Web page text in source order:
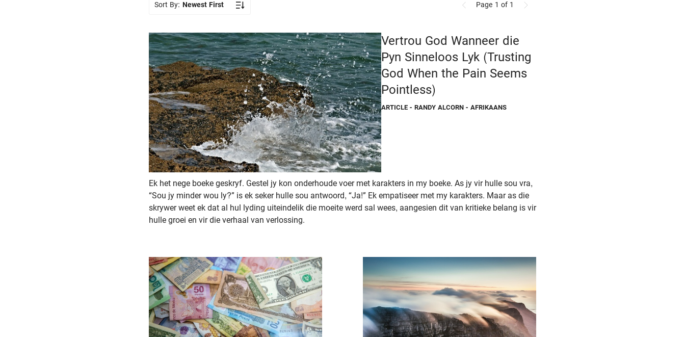
Sort By: Newest First Page 1 of 1
Vertrou God Wanneer die
Pyn Sinneloos Lyk (Trusting
God When the Pain Seems
Pointless)
ARTICLE - RANDY ALCORN - AFRIKAANS
Ek het nege boeke geskryf. Gestel jy kon onderhoude voer met karakters in my boeke. As jy vir hulle sou vra,
“Sou jy minder wou ly?” is ek seker hulle sou antwoord, “Ja!” Ek empatiseer met my karakters. Maar as die
skrywer weet ek dat al hul lyding uiteindelik die moeite werd sal wees, aangesien dit van kritieke belang is vir
hulle groei en vir die verhaal van verlossing.